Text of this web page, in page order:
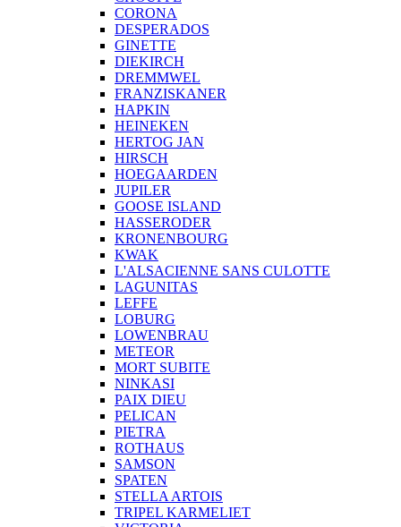
CORONA
DESPERADOS
GINETTE
DIEKIRCH
DREMMWEL
FRANZISKANER
HAPKIN
HEINEKEN
HERTOG JAN
HIRSCH
HOEGAARDEN
JUPILER
GOOSE ISLAND
HASSERODER
KRONENBOURG
KWAK
L'ALSACIENNE SANS CULOTTE
LAGUNITAS
LEFFE
LOBURG
LOWENBRAU
METEOR
MORT SUBITE
NINKASI
PAIX DIEU
PELICAN
PIETRA
ROTHAUS
SAMSON
SPATEN
STELLA ARTOIS
TRIPEL KARMELIET